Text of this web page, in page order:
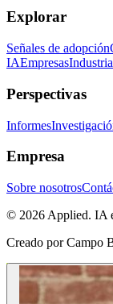
Explorar
Señales de adopción
IAEmpresas
Perspectivas
Informes
Empresa
Sobre nosotros
© 2026 Applied. IA
Creado por Campo